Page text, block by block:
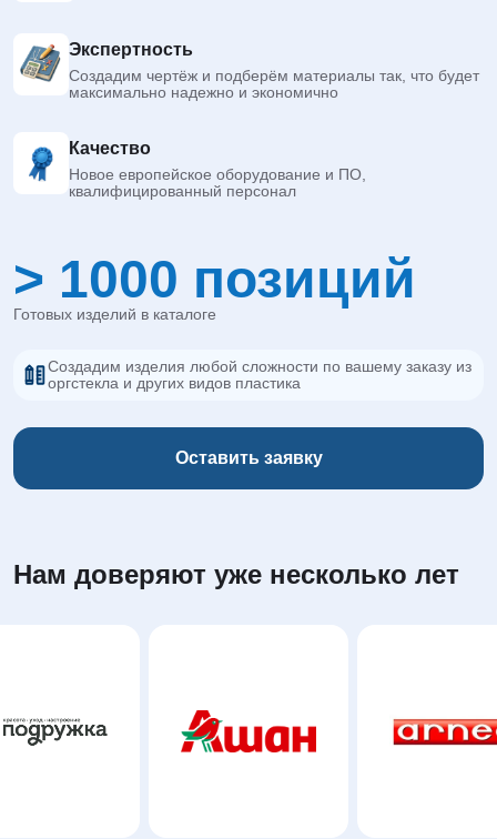
Экспертность
Создадим чертёж и подберём материалы так, что будет
максимально надежно и экономично
Качество
Новое европейское оборудование и ПО,
квалифицированный персонал
> 1000 позиций
Готовых изделий в каталоге
Создадим изделия любой сложности по вашему заказу из
оргстекла и других видов пластика
Оставить заявку
Нам доверяют уже несколько лет